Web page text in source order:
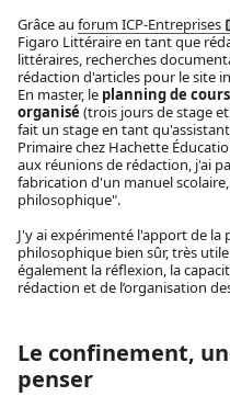
Grâce au forum ICP-Entreprises
Figaro Littéraire en tant que
littéraires, recherches
rédaction d'articles pour le site
En master, le planning de
organisé (trois jours de stage
fait un stage en tant
Primaire chez Hachette
aux réunions de rédaction, j'ai
fabrication d'un manuel
philosophique".
J'y ai expérimenté l'apport de
philosophique bien sûr, très
également la réflexion, la
rédaction et de l’organisation
Le confinement,
penser